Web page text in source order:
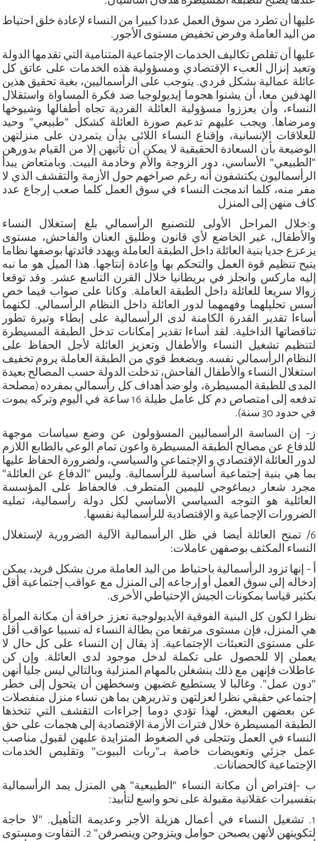
عليها أن تطرد من سوق العمل عددا كبيرا من النساء لإعادة خلق احتياط
من اليد العاملة وفرض تخفيض مستوى الأجور.
عليها أن تقلص تكاليف الخدمات الإجتماعية المتنامية التي تقدمها الدولة
وتعيد إنزال العبء الإقتصادي ومسؤولية هذه الخدمات على عاتق كل
عائلة عمالية بشكل فردي. يتوجب على الرأسماليين، بغية تحقيق هذين
الهدفين معا، أن يشنوا هجوما إيديولوجيا ضد فكرة المساواة واستقلال
النساء، وأن يعززوا مسؤولية العائلة الفردية تجاه أطفالها وشيوخها
ومرضاها. ويجب عليهم تدعيم صورة العائلة كشكل "طبيعي" وحيد
للعلاقات الإنسانية، وإقناع النساء اللائى بدأن يتمردن على منزلتهن
الوضيعة بأن السعادة الحقيقية لا يمكن أن تأتيهن إلا من القيام بدورهن
"الطبيعي" الأساسي، دور الزوجة والأم وخادمة البيت. وبامتعاض يبدأ
الرأسماليون يكتشفون أنه رغم صراخهم حول الأزمة والتقشف الذي لا
مفر منه، كلما اندمجت النساء في سوق العمل كلما صعب إرجاع عدد
كاف منهن إلى المنزل
و:خلال المراحل الأولى للتصنيع الرأسمالي بلغ إستغلال النساء
والأطفال، غير الخاضع لأي قانون وطليق العنان والفاحش، مستوى
يزعزع جديا بنية العائلة داخل الطبقة العاملة ويهدد فائدتها بوصفها نظاما
يتيح تنظيم قوة العمل والتحكم بها وإعادة إنتاجها. هذا الميل هو ما نبه
إليه ماركس وانجلز في بريطانيا خلال القرن التاسع عشر. وقد توقعا
زوالا سريعا للعائلة داخل الطبقة العاملة. وكانا على صواب فيما خص
أسس تحليلهما وفهمهما لدور العائلة داخل النظام الرأسمالي. لكنهما
أساءا تقدير القدرة الكامنة لدى الرأسمالية على إبطاء وتيرة تطور
تناقضاتها الداخلية. لقد أساءا تقدير إمكانات تدخل الطبقة المسيطرة
لتنظيم تشغيل النساء والأطفال وتعزيز العائلة لأجل الحفاظ على
النظام الرأسمالي نفسه. وبضغط قوي من الطبقة العاملة يروم تخفيف
استغلال النساء والأطفال الفاحش، تدخلت الدولة حسب المصالح بعيدة
المدى للطبقة المسيطرة، ولو ضد أهداف كل رأسمالي بمفرده (مصلحة
تدفعه إلى امتصاص دم كل عامل طيلة 16 ساعة في اليوم وتركه يموت
في حدود 30 سنة).
ز- إن الساسة الرأسماليين المسؤولون عن وضع سياسات موجهة
للدفاع عن مصالح الطبقة المسيطرة واعون تمام الوعي بالطابع اللازم
لدور العائلة الإقتصادي و الإجتماعي والسياسي، ولضرورة الحفاظ عليها
بما هي بنية إجتماعية أساسية للرأسمالية. وليس "الدفاع عن العائلة"
مجرد شعار ديماغوجي لليمين المتطرف. فالحفاظ على المؤسسة
العائلية هو التوجه السياسي الأساسي لكل دولة رأسمالية، تمليه
الضرورات الإجماعية و الإقتصادية للرأسمالية نفسها.
6/ تمنح العائلة أيضا في ظل الرأسمالية الآلية الضرورية لإستغلال
النساء المكثف بوصفهن عاملات:
أ - إنها تزود الرأسمالية باحتياط من اليد العاملة مرن بشكل فريد، يمكن
إدخاله إلى سوق العمل أو إرجاعه إلى المنزل مع عواقب إجتماعية أقل
بكثير قياسا بمكونات الجيش الإحتياطي الأخرى.
نظرا لكون كل البنية الفوقية الأيديولوجية تعزز خرافة أن مكانة المرأة
هي المنزل، فإن مستوى مرتفعا من بطالة النساء له نسبيا عواقب أقل
على مستوى التعبئات الإجتماعية. إذ يقال إن النساء على كل حال لا
يعملن إلا للحصول على تكملة لدخل موجود لدى العائلة. وإن كن
عاطلات فإنهن مع ذلك ينشغلن بالمهام المنزلية وبالتالي ليس جليا أنهن
"دون عمل". وغالبا لا يستطيع غضبهن وسخطهن أن يتحول إلى خطر
إجتماعي حقيقي نظرا لعزلتهن و تذريرهن بما هن نساء منزل منفصلات
عن بعضهن البعض، لهذا تؤدي دوما إجراءات التقشف التي تتخذها
الطبقة المسيطرة خلال فترات الأزمة الإقتصادية إلى هجمات على حق
النساء في العمل وتتجلى في الضغوط المتزايدة عليهن لقبول مناصب
عمل جزئي وتعويضات خاصة بـ"ربات البيوت" وتقليص الخدمات
الإجتماعية كالحضانات.
ب -إفتراض أن مكانة النساء "الطبيعية" هي المنزل يمد الرأسمالية
بتفسيرات عقلانية مقبولة على نحو واسع لتأبيد:
1. تشغيل النساء في أعمال هزيلة الأجر وعديمة التأهيل. "لا حاجة
لتكوينهن لأنهن يصبحن حوامل ويتزوجن وينصرفن" 2. التفاوت ومستوى